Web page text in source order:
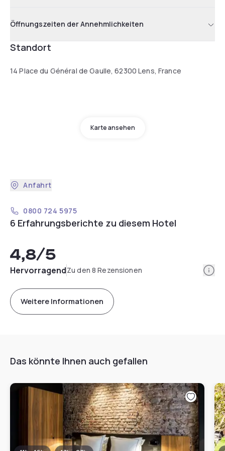
Öffnungszeiten der Annehmlichkeiten
Standort
14 Place du Général de Gaulle, 62300 Lens, France
Karte ansehen
Anfahrt
0800 724 5975
6 Erfahrungsberichte zu diesem Hotel
4,8/5
HervorragendZu den 8 Rezensionen
Weitere Informationen
Das könnte Ihnen auch gefallen